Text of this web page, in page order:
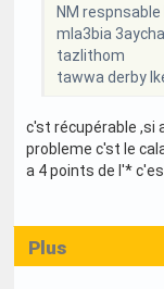
NM
mla3bia
tazlithom
tawwa derby
c'st récupérable ,si
probleme c'st le
a 4 points de l'*
Plus